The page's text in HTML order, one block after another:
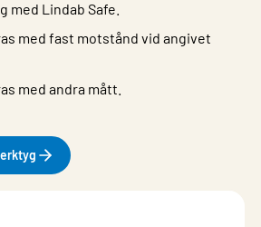
med Lindab Safe.
med fast motstånd vid angivet
med andra mått.